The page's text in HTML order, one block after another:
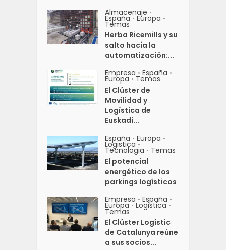
Almacenaje •
España • Europa •
Temas
Herba Ricemills y su
salto hacia la
automatización:...
Empresa • España •
Europa • Temas
El Clúster de
Movilidad y
Logística de
Euskadi...
España • Europa •
Logistica •
Tecnologia • Temas
El potencial
energético de los
parkings logísticos
Empresa • España •
Europa • Logistica •
Temas
El Clúster Logístic
de Catalunya reúne
a sus socios...